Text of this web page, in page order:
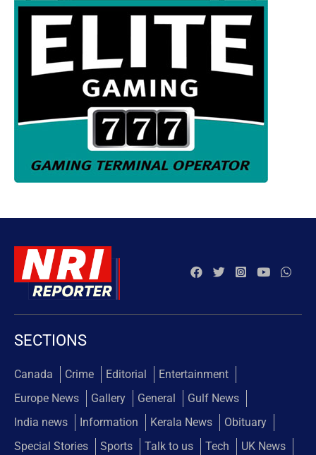
SECTIONS
Canada Crime Editorial
Entertainment
Europe News
Gallery General
Gulf News
India news
Information Kerala News
Obituary
Special Stories
Sports Talk to us Tech UK News